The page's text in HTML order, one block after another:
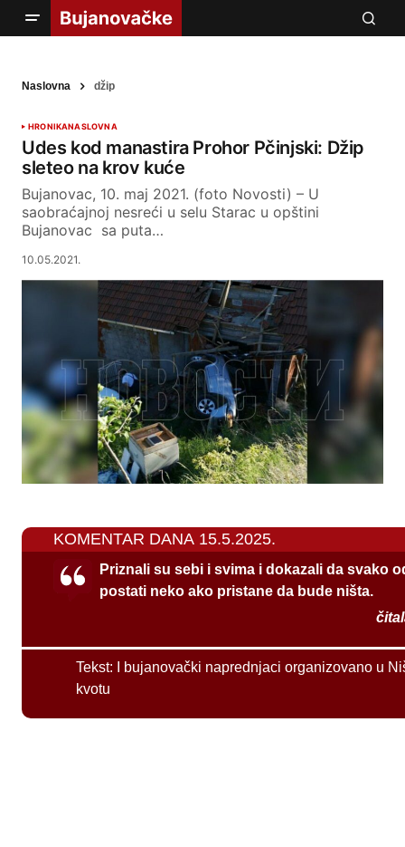
Naslovna džip
HRONIKANASLOVNA
Udes kod manastira Prohor Pčinjski: Džip
sleteo na krov kuće
Bujanovac, 10. maj 2021. (foto Novosti) – U
saobraćajnoj nesreći u selu Starac u opštini
Bujanovac sa puta…
10.05.2021.
KOMENTAR DANA 15.5.2025.
Priznali su sebi i svima i dokazali da svako
postati neko ako pristane da bude ništa.
Tekst:
I bujanovački naprednjaci organizovano u
kvotu